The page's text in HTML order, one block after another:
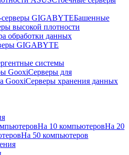
серверы GIGABYTEБашенные
высокой плотности
обработки данных
GIGABYTE
системы
GooxiСерверы для
GooxiСерверы хранения данных
На 10 компьютеровНа 20
На 50 компьютеров